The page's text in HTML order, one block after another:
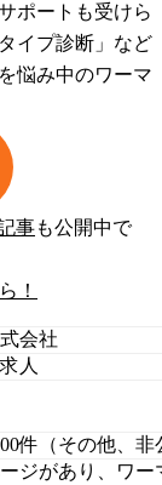
ポートも受けら
イプ診断」など
悩み中のワーマ
事も公開中で
！
会社
人
件（その他、
ジがあり、ワ